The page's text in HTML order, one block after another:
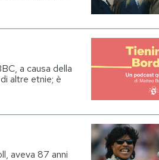
a causa della
altre etnie; è
aveva 87 anni